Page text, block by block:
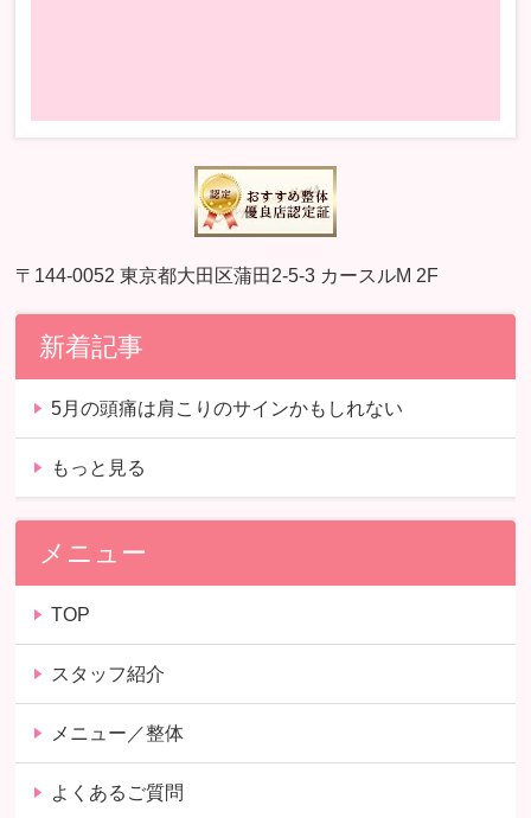
〒144-0052 東京都大田区蒲田2-5-3 カースルM 2F
新着記事
5月の頭痛は肩こりのサインかもしれない
もっと見る
メニュー
TOP
スタッフ紹介
メニュー／整体
よくあるご質問